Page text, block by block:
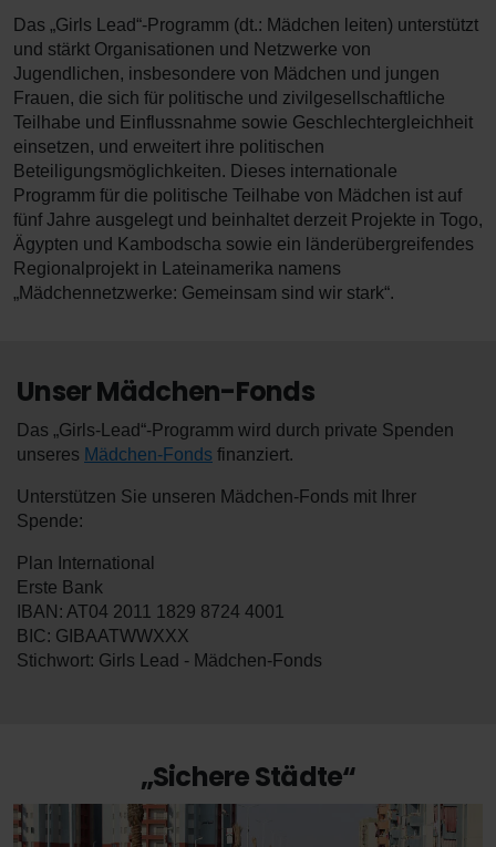
Das „Girls Lead“-Programm (dt.: Mädchen leiten) unterstützt
und stärkt Organisationen und Netzwerke von
Jugendlichen, insbesondere von Mädchen und jungen
Frauen, die sich für politische und zivilgesellschaftliche
Teilhabe und Einflussnahme sowie Geschlechtergleichheit
einsetzen, und erweitert ihre politischen
Beteiligungsmöglichkeiten. Dieses internationale
Programm für die politische Teilhabe von Mädchen ist auf
fünf Jahre ausgelegt und beinhaltet derzeit Projekte in Togo,
Ägypten und Kambodscha sowie ein länderübergreifendes
Regionalprojekt in Lateinamerika namens
„Mädchennetzwerke: Gemeinsam sind wir stark“.
Unser Mädchen-Fonds
Das „Girls-Lead“-Programm wird durch private Spenden
unseres Mädchen-Fonds finanziert.
Unterstützen Sie unseren Mädchen-Fonds mit Ihrer
Spende:
Plan International
Erste Bank
IBAN: AT04 2011 1829 8724 4001
BIC: GIBAATWWXXX
Stichwort: Girls Lead - Mädchen-Fonds
„Sichere Städte“